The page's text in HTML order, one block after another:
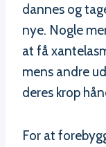
dannes og
nye. Nogle
at få
mens andre
deres krop
For at